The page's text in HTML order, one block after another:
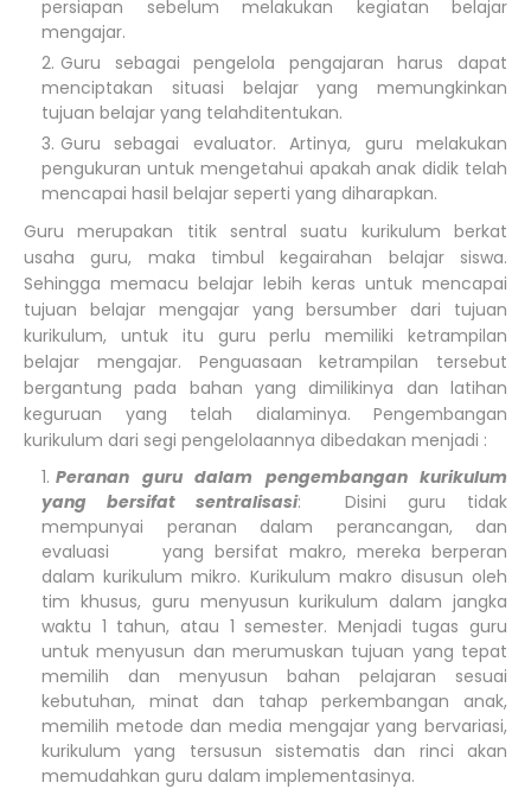
persiapan sebelum melakukan kegiatan belajar
mengajar.
Guru sebagai pengelola pengajaran harus dapat
menciptakan situasi belajar yang memungkinkan
tujuan belajar yang telahditentukan.
Guru sebagai evaluator. Artinya, guru melakukan
pengukuran untuk mengetahui apakah anak didik telah
mencapai hasil belajar seperti yang diharapkan.
Guru merupakan titik sentral suatu kurikulum berkat
usaha guru, maka timbul kegairahan belajar siswa.
Sehingga memacu belajar lebih keras untuk mencapai
tujuan belajar mengajar yang bersumber dari tujuan
kurikulum, untuk itu guru perlu memiliki ketrampilan
belajar mengajar. Penguasaan ketrampilan tersebut
bergantung pada bahan yang dimilikinya dan latihan
keguruan yang telah dialaminya. Pengembangan
kurikulum dari segi pengelolaannya dibedakan menjadi :
Peranan guru dalam pengembangan kurikulum
yang bersifat sentralisasi: Disini guru tidak
mempunyai peranan dalam perancangan, dan
evaluasi yang bersifat makro, mereka berperan
dalam kurikulum mikro. Kurikulum makro disusun oleh
tim khusus, guru menyusun kurikulum dalam jangka
waktu 1 tahun, atau 1 semester. Menjadi tugas guru
untuk menyusun dan merumuskan tujuan yang tepat
memilih dan menyusun bahan pelajaran sesuai
kebutuhan, minat dan tahap perkembangan anak,
memilih metode dan media mengajar yang bervariasi,
kurikulum yang tersusun sistematis dan rinci akan
memudahkan guru dalam implementasinya.